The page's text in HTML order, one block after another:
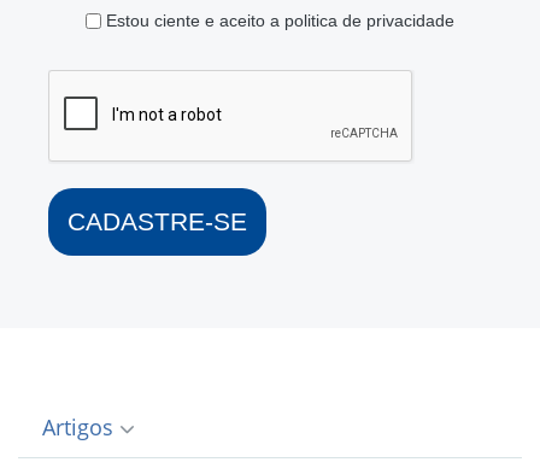
Estou ciente e aceito a politica de privacidade
CADASTRE-SE
Artigos